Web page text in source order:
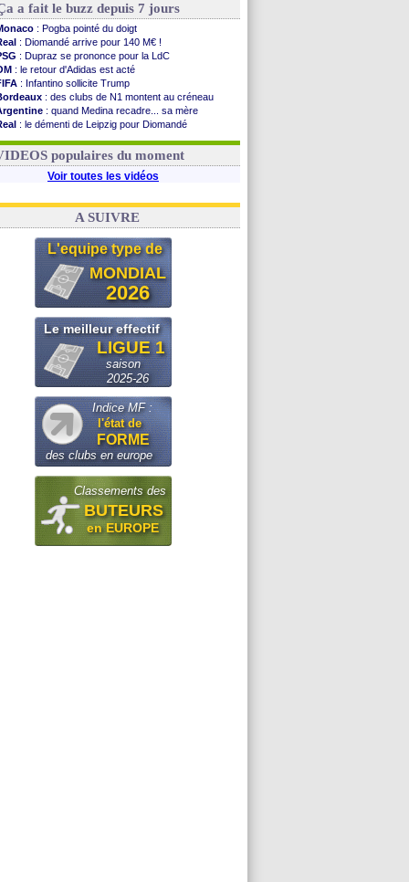
a fait le buzz depuis 7 jours
: Pogba pointé du doigt
: Diomandé arrive pour 140 M€ !
: Dupraz se prononce pour la LdC
: le retour d'Adidas est acté
: Infantino sollicite Trump
: des clubs de N1 montent au créneau
: quand Medina recadre... sa mère
: le démenti de Leipzig pour Diomandé
: Paixão attire un 2e club anglais
populaires du moment
Voir toutes les vidéos
A SUIVRE
L'equipe type de
MONDIAL
2026
Le meilleur effectif
LIGUE 1
saison
2025-26
Indice MF :
l'état de
FORME
des clubs en europe
Classements des
BUTEURS
en EUROPE